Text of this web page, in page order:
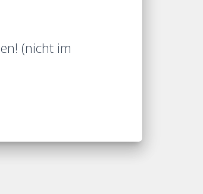
(nicht im